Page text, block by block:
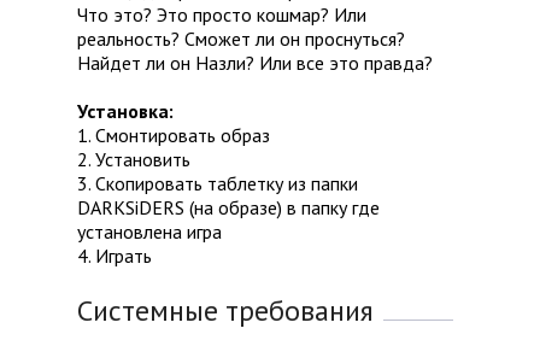
Что это? Это просто кошмар? Или
реальность? Сможет ли он проснуться?
Найдет ли он Назли? Или все это правда?
Установка:
1. Смонтировать образ
2. Установить
3. Скопировать таблетку из папки
DARKSiDERS (на образе) в папку где
установлена игра
4. Играть
Системные требования